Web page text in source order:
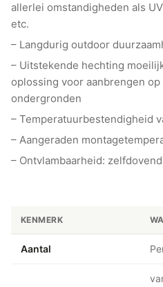
allerlei omstandigheden als
etc.
– Langdurig outdoor
– Uitstekende hechting
oplossing voor aanbrengen op
ondergronden
– Temperatuurbestendigheid
– Aangeraden
– Ontvlambaarheid: zelfdovend
KENMERK
Aantal